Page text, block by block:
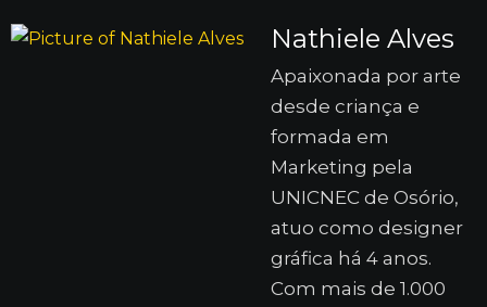
Nathiele Alves
Apaixonada por arte
desde criança e
formada em
Marketing pela
UNICNEC de Osório,
atuo como designer
gráfica há 4 anos.
Com mais de 1.000